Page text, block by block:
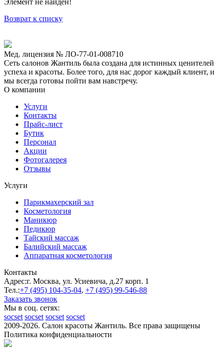
Возврат к списку
Мед. лицензия № ЛО-77-01-008710
Сеть салонов Жантиль была создана для истинных ценителей
успеха и красоты. Более того, для нас дорог каждый клиент, и
мы всегда готовы пойти вам навстречу.
О компании
Услуги
Контакты
Прайс-лист
Бутик
Персонал
Акции
Фотогалерея
Отзывы
Услуги
Парикмахерский зал
Косметология
Маникюр
Педикюр
Тайский массаж
Балийский массаж
Аппаратная косметология
Контакты
Адрес:г. Москва, ул. Усиевича, д.27 корп. 1
Тел.:+7 (495) 104-35-04, +7 (495) 99-546-88
Заказать звонок
Мы в соц. сетях:
socset socset socset socset
2009-2026. Салон красоты Жантиль. Все права защищены
Политика конфиденциальности